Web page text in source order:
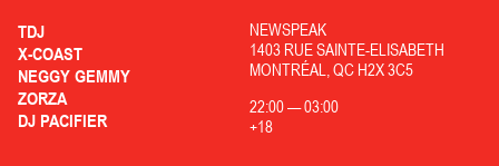
TDJ
X-COAST
NEGGY GEMMY
ZORZA
DJ PACIFIER
NEWSPEAK
1403 RUE SAINTE-ELISABETH
MONTRÉAL, QC H2X 3C5
22:00—03:00
+18